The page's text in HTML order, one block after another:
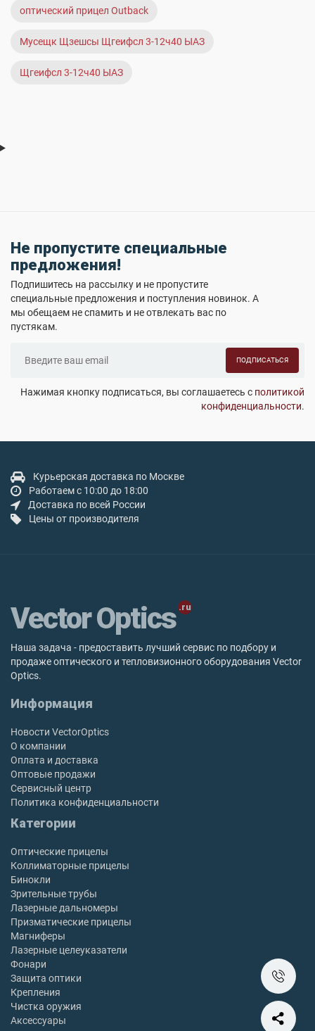
оптический прицел Outback
Мусещк Щзешсы Щгеифсл 3-12ч40 ЫАЗ
Щгеифсл 3-12ч40 ЫАЗ
Не пропустите специальные
предложения!
Подпишитесь на рассылку и не пропустите
специальные предложения и поступления новинок. А
мы обещаем не спамить и не отвлекать вас по
пустякам.
ПОДПИСАТЬСЯ
Нажимая кнопку подписаться, вы соглашаетесь с политикой
конфиденциальности.
Курьерская доставка по Москве
Работаем с 10:00 до 18:00
Доставка по всей России
Цены от производителя
Vector Optics
Наша задача - предоставить лучший сервис по подбору и
продаже оптического и тепловизионного оборудования Vector
Optics.
Информация
Новости VectorOptics
О компании
Оплата и доставка
Оптовые продажи
Сервисный центр
Политика конфиденциальности
Категории
Оптические прицелы
Коллиматорные прицелы
Бинокли
Зрительные трубы
Лазерные дальномеры
Призматические прицелы
Магниферы
Лазерные целеуказатели
Фонари
Защита оптики
Крепления
Чистка оружия
Аксессуары